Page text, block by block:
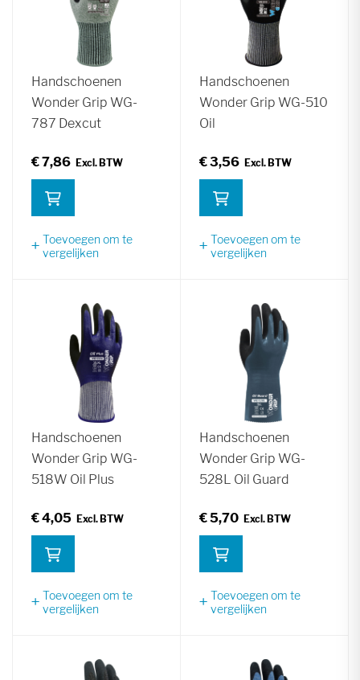
Handschoenen
Wonder Grip WG-
787 Dexcut
€ 7,86
Toevoegen om te
vergelijken
Handschoenen
Wonder Grip WG-510
Oil
€ 3,56
Toevoegen om te
vergelijken
Handschoenen
Wonder Grip WG-
518W Oil Plus
€ 4,05
Toevoegen om te
vergelijken
Handschoenen
Wonder Grip WG-
528L Oil Guard
€ 5,70
Toevoegen om te
vergelijken